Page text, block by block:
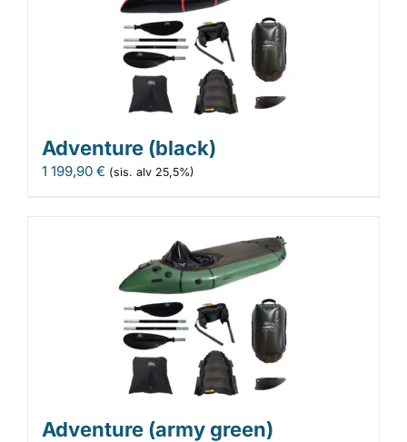
Adventure (black)
1 199,90 € (sis. alv 25,5%)
Adventure (army green)